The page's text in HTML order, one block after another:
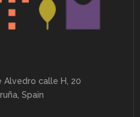
Alvedro calle H, 20
Spain